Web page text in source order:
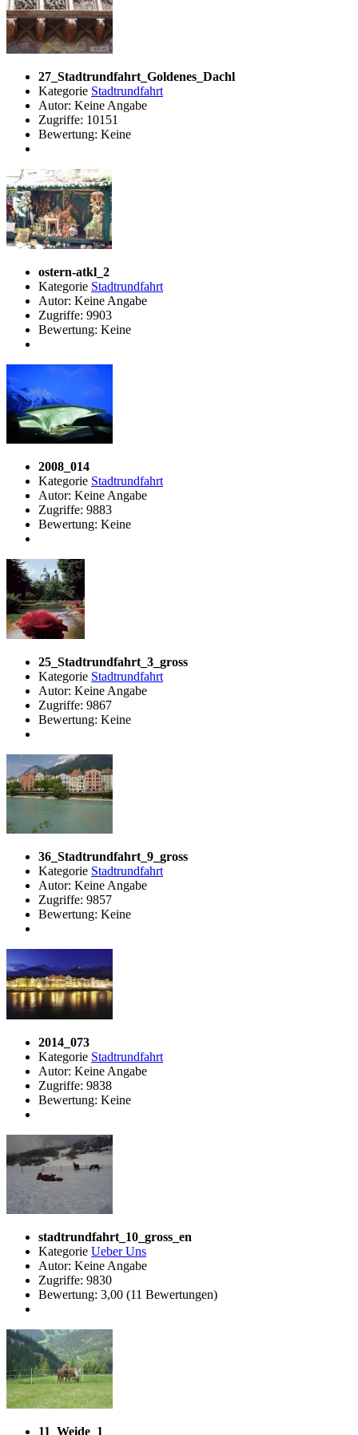
27_Stadtrundfahrt_Goldenes_Dachl
Kategorie Stadtrundfahrt
Autor: Keine Angabe
Zugriffe: 10151
Bewertung: Keine
ostern-atkl_2
Kategorie Stadtrundfahrt
Autor: Keine Angabe
Zugriffe: 9903
Bewertung: Keine
2008_014
Kategorie Stadtrundfahrt
Autor: Keine Angabe
Zugriffe: 9883
Bewertung: Keine
25_Stadtrundfahrt_3_gross
Kategorie Stadtrundfahrt
Autor: Keine Angabe
Zugriffe: 9867
Bewertung: Keine
36_Stadtrundfahrt_9_gross
Kategorie Stadtrundfahrt
Autor: Keine Angabe
Zugriffe: 9857
Bewertung: Keine
2014_073
Kategorie Stadtrundfahrt
Autor: Keine Angabe
Zugriffe: 9838
Bewertung: Keine
stadtrundfahrt_10_gross_en
Kategorie Ueber Uns
Autor: Keine Angabe
Zugriffe: 9830
Bewertung: 3,00 (11 Bewertungen)
11_Weide_1